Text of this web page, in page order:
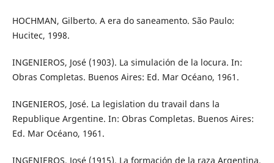
HOCHMAN, Gilberto. A era do saneamento. São Paulo:
Hucitec, 1998.
INGENIEROS, José (1903). La simulación de la locura. In:
Obras Completas. Buenos Aires: Ed. Mar Océano, 1961.
INGENIEROS, José. La legislation du travail dans la
Republique Argentine. In: Obras Completas. Buenos Aires:
Ed. Mar Océano, 1961.
INGENIEROS, José (1915). La formación de la raza Argentina.